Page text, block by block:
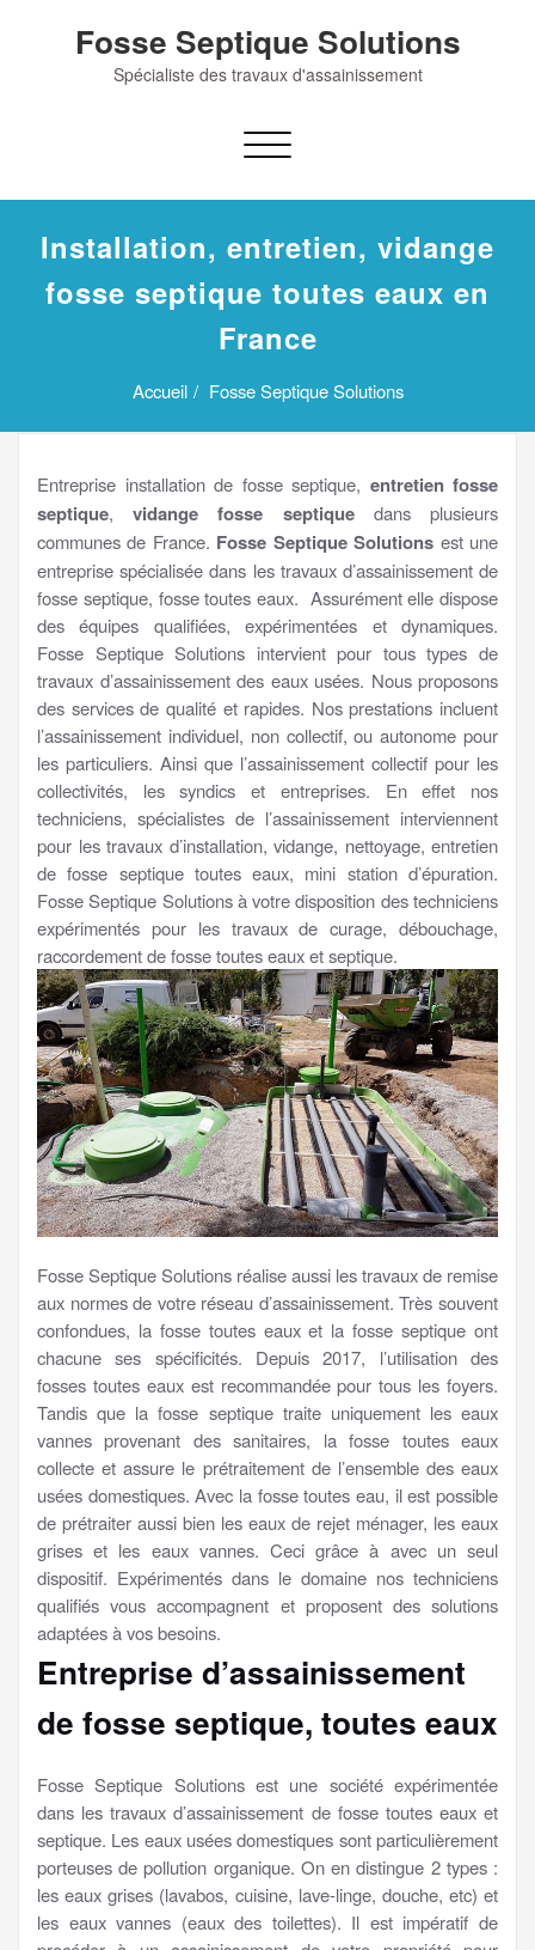
Fosse Septique Solutions
Spécialiste des travaux d'assainissement
Afficher/masquer
navigation
Installation, entretien, vidange
fosse septique toutes eaux en
France
Accueil Fosse Septique Solutions
Entreprise installation de fosse septique, entretien fosse
septique,vidange fosse septiquedans plusieurs
communes de France. Fosse Septique Solutions est une
entreprise spécialisée dans les travaux d’assainissement de
fosse septique, fosse toutes eaux. Assurément elle dispose
des équipes qualifiées, expérimentées et dynamiques.
Fosse Septique Solutions intervient pour tous types de
travaux d’assainissement des eaux usées. Nous proposons
des services de qualité et rapides. Nos prestations incluent
l’assainissement individuel, non collectif, ou autonome pour
les particuliers. Ainsi que l’assainissement collectif pour les
collectivités, les syndics et entreprises. En effet nos
techniciens, spécialistes de l’assainissement interviennent
pour les travaux d’installation, vidange, nettoyage, entretien
de fosse septique toutes eaux, mini station d’épuration.
Fosse Septique Solutions à votre disposition des techniciens
expérimentés pour les travaux de curage, débouchage,
raccordement de fosse toutes eaux et septique.
Fosse Septique Solutions réalise aussi les travaux de remise
aux normes de votre réseau d’assainissement. Très souvent
confondues, la fosse toutes eaux et la fosse septique ont
chacune ses spécificités. Depuis 2017, l’utilisation des
fosses toutes eaux est recommandée pour tous les foyers.
Tandis que la fosse septique traite uniquement les eaux
vannes provenant des sanitaires, la fosse toutes eaux
collecte et assure le prétraitement de l’ensemble des eaux
usées domestiques. Avec la fosse toutes eau, il est possible
de prétraiter aussi bien les eaux de rejet ménager, les eaux
grises et les eaux vannes. Ceci grâce à avec un seul
dispositif. Expérimentés dans le domaine nos techniciens
qualifiés vous accompagnent et proposent des solutions
adaptées à vos besoins.
Entreprise d’assainissement
de fosse septique, toutes eaux
Fosse Septique Solutions est une société expérimentée
dans les travaux d’assainissement de fosse toutes eaux et
septique. Les eaux usées domestiques sont particulièrement
porteuses de pollution organique. On en distingue 2 types :
les eaux grises (lavabos, cuisine, lave-linge, douche, etc) et
les eaux vannes (eaux des toilettes). Il est impératif de